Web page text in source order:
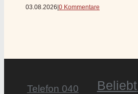
03.08.2026 0 Kommentare
Telefon 040
Beliebt